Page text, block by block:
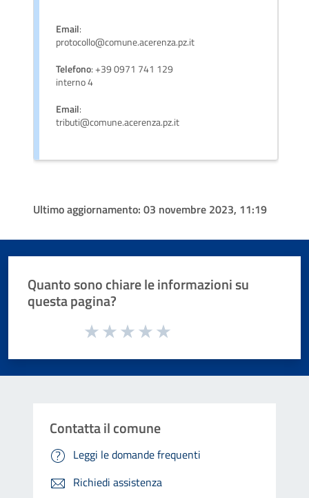
Email:
protocollo@comune.acerenza.pz.it
Telefono: +39 0971 741 129
interno 4
Email:
tributi@comune.acerenza.pz.it
Ultimo aggiornamento: 03 novembre 2023, 11:19
Quanto sono chiare le informazioni su
questa pagina?
Valuta da 1 a 5 stelle la pagina
Contatta il comune
Leggi le domande frequenti
Richiedi assistenza